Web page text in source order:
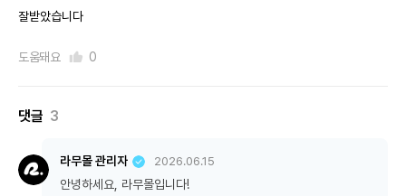
잘받았습니다
도움돼요 0
댓글 3
라무몰 관리자 2026.06.15
안녕하세요, 라무몰입니다!